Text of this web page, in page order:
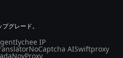
グレード。
Iychee IP
NoCaptcha AISwiftproxy
NovProxy